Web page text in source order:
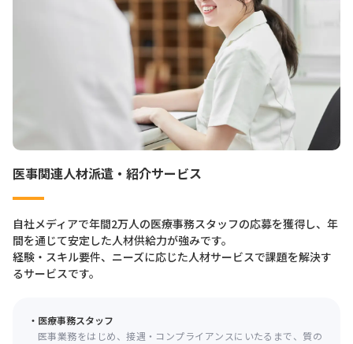
医事関連人材派遣・ 紹介サービス
自社メディアで年間2万人の医療事務スタッフの応募を獲得し、年
間を通じて安定した人材供給力が強みです。
経験・スキル要件、ニーズに応じた人材サービスで課題を解決す
るサービスです。
医療事務スタッフ
医事業務をはじめ、接遇・コンプライアンスにいたるまで、質の